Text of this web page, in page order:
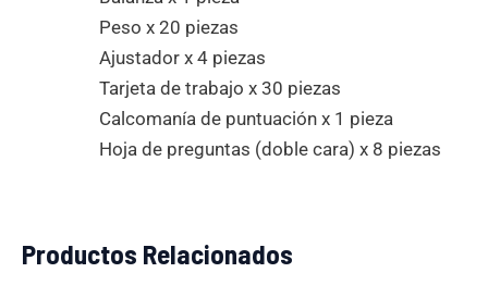
Peso x 20 piezas
Ajustador x 4 piezas
Tarjeta de trabajo x 30 piezas
Calcomanía de puntuación x 1 pieza
Hoja de preguntas (doble cara) x 8 piezas
Productos Relacionados